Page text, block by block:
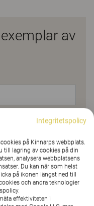
av
*
Integritetspolicy
på Kinnarps webbplats.
till lagring av cookies på din
analysera webbplatsens
Du kan när som helst
på ikonen längst ned till
och andra teknologier
effektiviteten i